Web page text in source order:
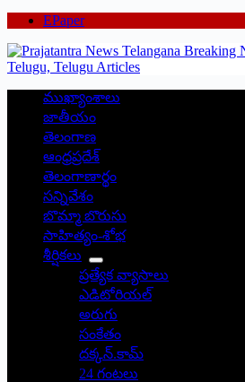
EPaper
ముఖ్యాంశాలు
జాతీయం
తెలంగాణ
ఆంధ్రప్రదేశ్
తెలంగాణార్థం
సన్నివేశం
బొమ్మా బొరుసు
సాహిత్యం-శోభ
శీర్షికలు
ప్రత్యేక వ్యాసాలు
ఎడిటోరియల్
అరుగు
సంకేతం
దక్కన్.కామ్
24 గంటలు